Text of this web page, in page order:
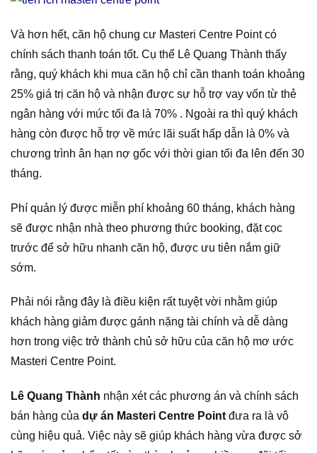
Và hơn hết, căn hộ chung cư Masteri Centre Point có
chính sách thanh toán tốt. Cụ thể Lê Quang Thành thấy
rằng, quý khách khi mua căn hộ chỉ cần thanh toán khoảng
25% giá trị căn hộ và nhận được sự hỗ trợ vay vốn từ thẻ
ngân hàng với mức tối đa là 70% . Ngoài ra thì quý khách
hàng còn được hỗ trợ về mức lãi suất hấp dẫn là 0% và
chương trình ân hạn nợ gốc với thời gian tối đa lên đến 30
tháng.
Phí quản lý được miễn phí khoảng 60 tháng, khách hàng
sẽ được nhận nhà theo phương thức booking, đặt cọc
trước để sở hữu nhanh căn hộ, được ưu tiên nắm giữ
sớm.
Phải nói rằng đây là điều kiện rất tuyệt vời nhằm giúp
khách hàng giảm được gánh nặng tài chính và dễ dàng
hơn trong việc trở thành chủ sở hữu của căn hộ mơ ước
Masteri Centre Point.
Lê Quang Thành nhận xét các phương án và chính sách
bán hàng của dự án Masteri Centre Point đưa ra là vô
cùng hiệu quả. Việc này sẽ giúp khách hàng vừa được sở